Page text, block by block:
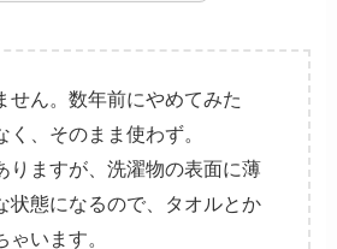
せん。数年前にやめてみた
く、そのまま使わず。
りますが、洗濯物の表面に薄
状態になるので、タオルとか
います。